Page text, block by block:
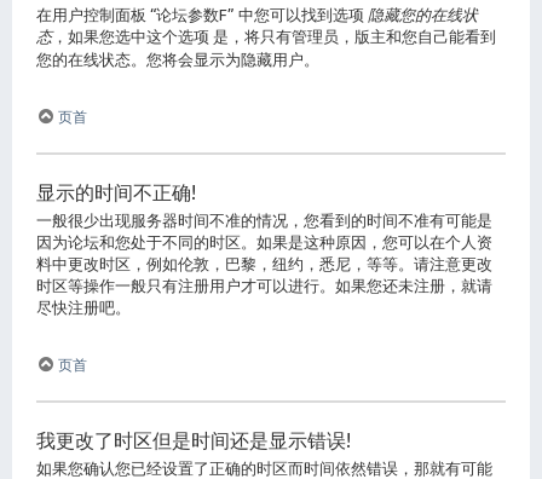
在用户控制面板 “论坛参数F” 中您可以找到选项 隐藏您的在线状
态，如果您选中这个选项 是 ，将只有管理员，版主和您自己能看到
您的在线状态。您将会显示为隐藏用户。
页首
显示的时间不正确!
一般很少出现服务器时间不准的情况，您看到的时间不准有可能是
因为论坛和您处于不同的时区。如果是这种原因，您可以在个人资
料中更改时区，例如伦敦，巴黎，纽约，悉尼，等等。请注意更改
时区等操作一般只有注册用户才可以进行。如果您还未注册，就请
尽快注册吧。
页首
我更改了时区但是时间还是显示错误!
如果您确认您已经设置了正确的时区而时间依然错误，那就有可能